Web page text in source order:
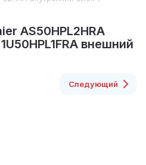
AS50HPL2HRA
внешний
Следующий